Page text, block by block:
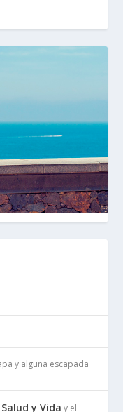
y alguna escapada
Salud y Vida y el